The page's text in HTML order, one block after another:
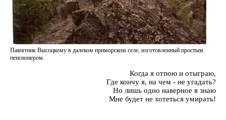
Памятник Высоцкому в далеком приморском селе, изготовленный простым
пенсионером.
Когда я отпою и отыграю,
Где кончу я, на чем - не угадать?
Но лишь одно наверное я знаю
Мне будет не хотеться умирать!